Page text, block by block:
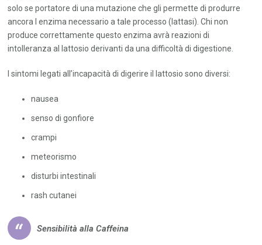
solo se portatore di una mutazione che gli permette di produrre
ancora l enzima necessario a tale processo (lattasi). Chi non
produce correttamente questo enzima avrà reazioni di
intolleranza al lattosio derivanti da una difficoltà di digestione.
I sintomi legati all’incapacità di digerire il lattosio sono diversi:
nausea
senso di gonfiore
crampi
meteorismo
disturbi intestinali
rash cutanei
Sensibilità alla Caffeina